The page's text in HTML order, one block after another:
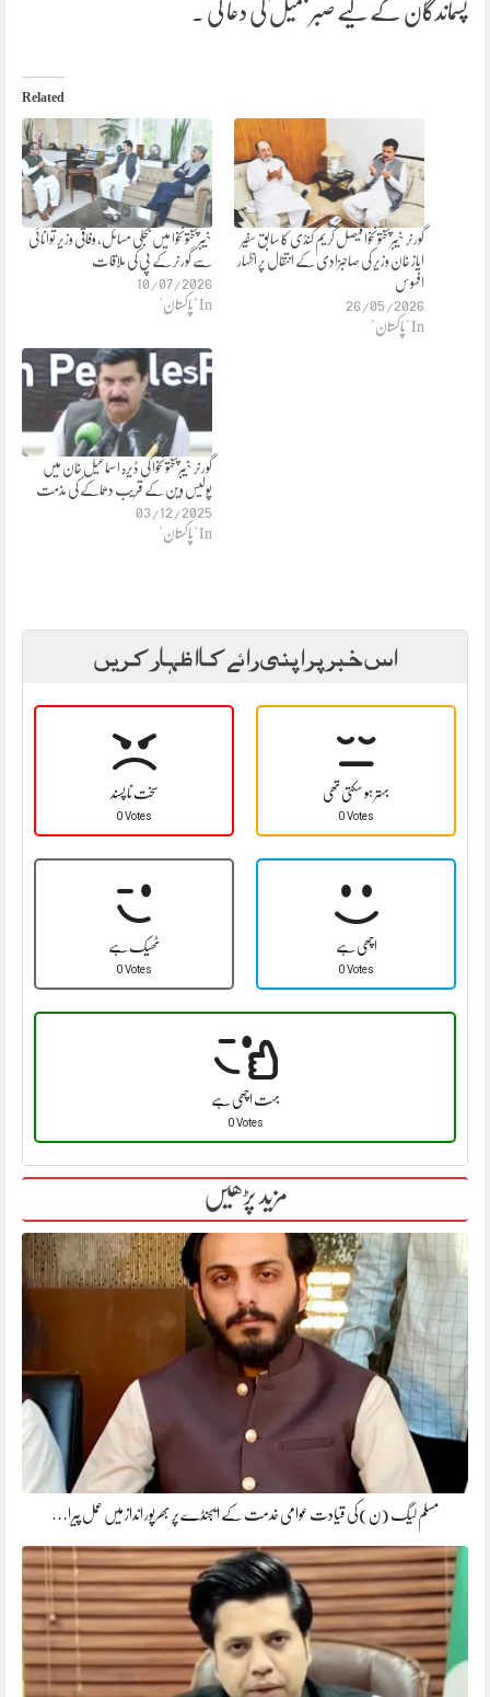
پسماندگان کے لیے صبر جمیل کی دعا کی ۔
Related
خیبرپختونخوا میں بجلی مسائل، وفاقی وزیر توانائی
سے گورنر کے پی کی ملاقات
10/07/2026
In "پاکستان"
گورنر خیبرپختونخوا فیصل کریم کنڈی کا سابق سفیر
ایاز خان وزیر کی صاحبزادی کے انتقال پر اظہار
افسوس
26/05/2026
In "پاکستان"
گورنر خیبرپختونخوا کی ڈیرہ اسماعیل خان میں
پولیس وین کے قریب دھماکے کی مذمت
03/12/2025
In "پاکستان"
اس خبر پر اپنی رائے کا اظہار کریں
سخت نا پسند
0 Votes
بہتر ہو سکتی تھی
0 Votes
ٹھیک ہے
0 Votes
اچھی ہے
0 Votes
بہت اچھی ہے
0 Votes
مزید پڑھیں
مسلم لیگ (ن)کی قیادت عوامی خدمت کے ایجنڈے پر بھرپور انداز میں عمل پیرا…